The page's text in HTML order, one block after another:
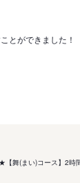
とができました！
舞(まい)コース】2時